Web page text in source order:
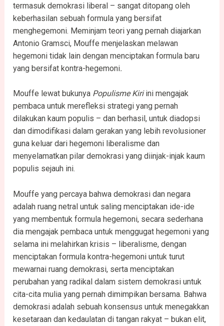
termasuk demokrasi liberal – sangat ditopang oleh
keberhasilan sebuah formula yang bersifat
menghegemoni. Meminjam teori yang pernah diajarkan
Antonio Gramsci, Mouffe menjelaskan melawan
hegemoni tidak lain dengan menciptakan formula baru
yang bersifat kontra-hegemoni.
Mouffe lewat bukunya Populisme Kiriini mengajak
pembaca untuk merefleksi strategi yang pernah
dilakukan kaum populis – dan berhasil, untuk diadopsi
dan dimodifikasi dalam gerakan yang lebih revolusioner
guna keluar dari hegemoni liberalisme dan
menyelamatkan pilar demokrasi yang diinjak-injak kaum
populis sejauh ini.
Mouffe yang percaya bahwa demokrasi dan negara
adalah ruang netral untuk saling menciptakan ide-ide
yang membentuk formula hegemoni, secara sederhana
dia mengajak pembaca untuk menggugat hegemoni yang
selama ini melahirkan krisis – liberalisme, dengan
menciptakan formula kontra-hegemoni untuk turut
mewarnai ruang demokrasi, serta menciptakan
perubahan yang radikal dalam sistem demokrasi untuk
cita-cita mulia yang pernah dimimpikan bersama. Bahwa
demokrasi adalah sebuah konsensus untuk menegakkan
kesetaraan dan kedaulatan di tangan rakyat – bukan elit,